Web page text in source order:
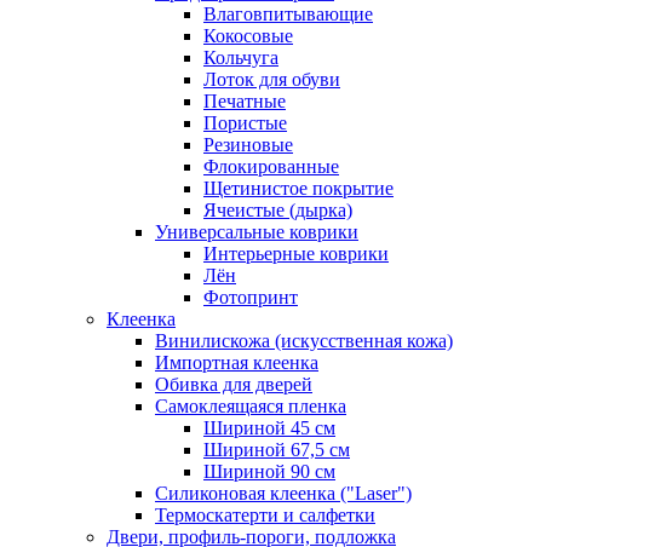
Влаговпитывающие
Кокосовые
Кольчуга
Лоток для обуви
Печатные
Пористые
Резиновые
Флокированные
Щетинистое покрытие
Ячеистые (дырка)
Универсальные коврики
Интерьерные коврики
Лён
Фотопринт
Клеенка
Винилискожа (искусственная кожа)
Импортная клеенка
Обивка для дверей
Самоклеящаяся пленка
Шириной 45 см
Шириной 67,5 см
Шириной 90 см
Силиконовая клеенка ("Laser")
Термоскатерти и салфетки
Двери, профиль-пороги, подложка